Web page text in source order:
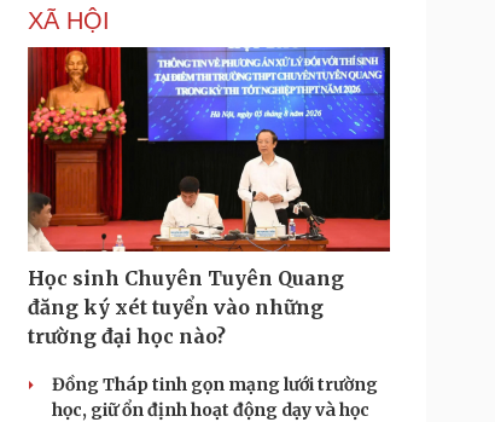
XÃ HỘI
Học sinh Chuyên Tuyên Quang
đăng ký xét tuyển vào những
trường đại học nào?
Đồng Tháp tinh gọn mạng lưới trường
học, giữ ổn định hoạt động dạy và học